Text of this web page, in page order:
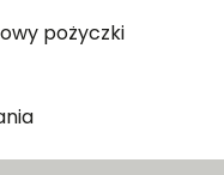
pożyczki